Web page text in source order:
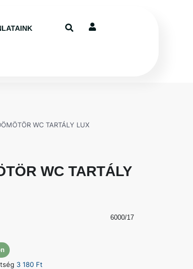
WC TARTÁLY LUX
WC TARTÁLY
6000/17
3 180 Ft